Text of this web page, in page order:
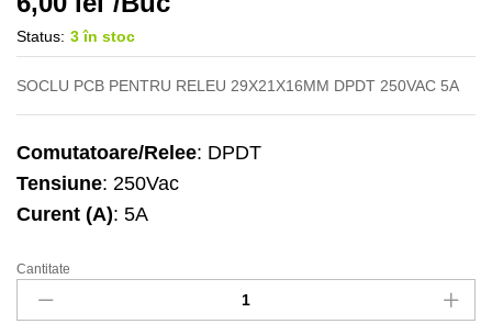
Status: 3 în stoc
SOCLU PCB PENTRU RELEU 29X21X16MM DPDT 250VAC 5A
Comutatoare/Relee: DPDT
Tensiune: 250Vac
Curent (A): 5A
Soclu
releu
8P
Cantitate